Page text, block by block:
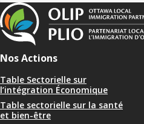
Nos Actions
Table Sectorielle sur
l’intégration Économique
Table sectorielle sur la santé
et bien-être